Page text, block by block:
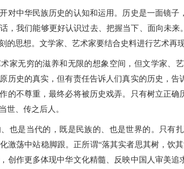
中华民族历史的认知和运用。历史是一面镜子
，我们能够更好认识过去、把握当下、面向未
的思想。文学家、艺术家要结合史料进行艺术再
无穷的滋养和无限的想象空间，但文学家、
历史的真实，但有责任告诉人们真实的历史，
的不尊重，最终必将被历史戏弄。只有树立正
世、传之后人。
是当代的，既是民族的、也是世界的。只有
激荡中站稳脚跟。正所谓“落其实者思其树，饮
创作更多体现中华文化精髓、反映中国人审美